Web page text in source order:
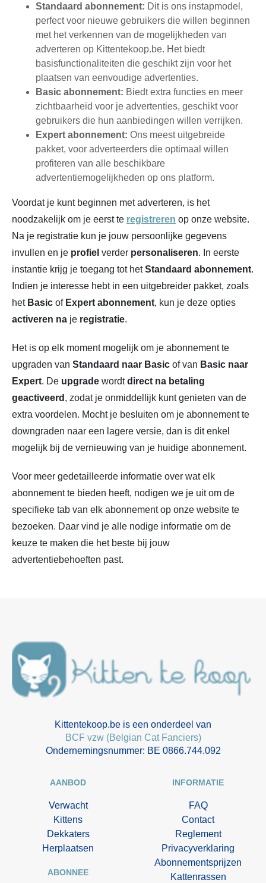
Standaard abonnement: Dit is ons instapmodel,
perfect voor nieuwe gebruikers die willen beginnen
met het verkennen van de mogelijkheden van
adverteren op Kittentekoop.be. Het biedt
basisfunctionaliteiten die geschikt zijn voor het
plaatsen van eenvoudige advertenties.
Basic abonnement: Biedt extra functies en meer
zichtbaarheid voor je advertenties, geschikt voor
gebruikers die hun aanbiedingen willen verrijken.
Expert abonnement: Ons meest uitgebreide
pakket, voor adverteerders die optimaal willen
profiteren van alle beschikbare
advertentiemogelijkheden op ons platform.
Voordat je kunt beginnen met adverteren, is het
noodzakelijk om je eerst te registreren op onze website.
Na je registratie kun je jouw persoonlijke gegevens
invullen en je profiel verder personaliseren. In eerste
instantie krijg je toegang tot hetStandaard abonnement.
Indien je interesse hebt in een uitgebreider pakket, zoals
het Basic of Expert abonnement, kun je deze opties
activeren na je registratie.
Het is op elk moment mogelijk om je abonnement te
upgraden van Standaard naar Basic of van Basic naar
Expert. De upgrade wordtdirect na betaling
geactiveerd , zodat je onmiddellijk kunt genieten van de
extra voordelen. Mocht je besluiten om je abonnement te
downgraden naar een lagere versie, dan is dit enkel
mogelijk bij de vernieuwing van je huidige abonnement.
Voor meer gedetailleerde informatie over wat elk
abonnement te bieden heeft, nodigen we je uit om de
specifieke tab van elk abonnement op onze website te
bezoeken. Daar vind je alle nodige informatie om de
keuze te maken die het beste bij jouw
advertentiebehoeften past.
Kittentekoop.be is een onderdeel van
BCF vzw (Belgian Cat Fanciers)
Ondernemingsnummer: BE 0866.744.092
AANBOD
Verwacht
Kittens
Dekkaters
Herplaatsen
ABONNEE
INFORMATIE
FAQ
Contact
Reglement
Privacyverklaring
Abonnementsprijzen
Kattenrassen